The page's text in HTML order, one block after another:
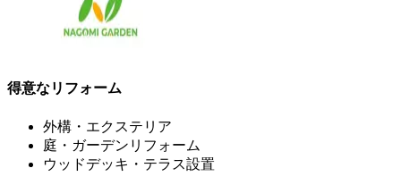
得意なリフォーム
外構・エクステリア
庭・ガーデンリフォーム
ウッドデッキ・テラス設置